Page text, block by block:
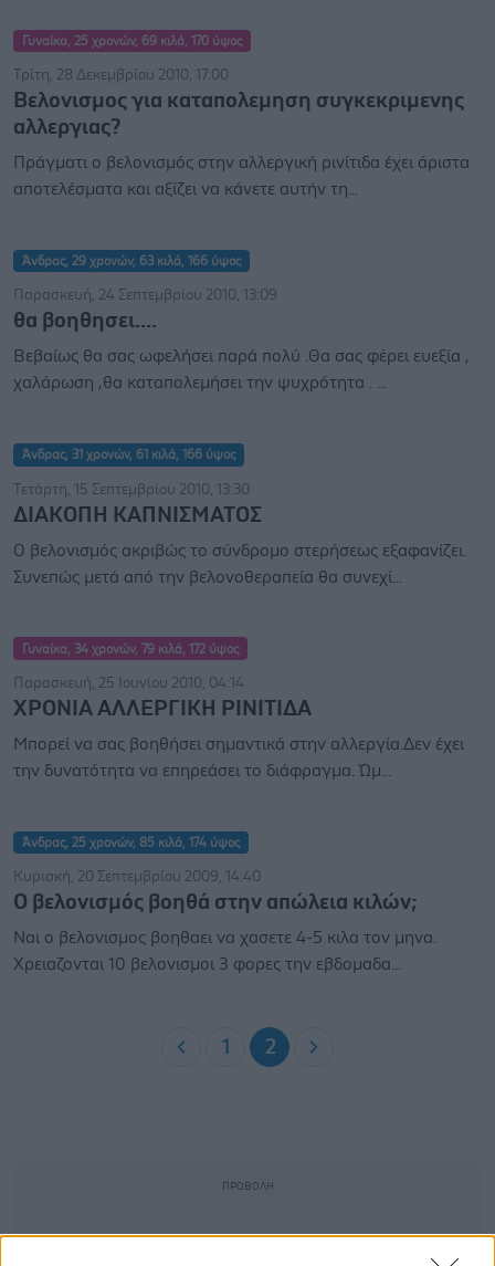
Γυναίκα, 25 χρονών, 69 κιλά, 170 ύψος
Τρίτη, 28 Δεκεμβρίου 2010, 17:00
Βελονισμος για καταπολεμηση συγκεκριμενης
αλλεργιας?
Πράγματι ο βελονισμός στην αλλεργική ρινίτιδα έχει άριστα
αποτελέσματα και αξίζει να κάνετε αυτήν τη...
Άνδρας, 29 χρονών, 63 κιλά, 166 ύψος
Παρασκευή, 24 Σεπτεμβρίου 2010, 13:09
θα βοηθησει....
Βεβαίως θα σας ωφελήσει παρά πολύ .Θα σας φέρει ευεξία ,
χαλάρωση ,θα καταπολεμήσει την ψυχρότητα . ...
Άνδρας, 31 χρονών, 61 κιλά, 166 ύψος
Τετάρτη, 15 Σεπτεμβρίου 2010, 13:30
ΔΙΑΚΟΠΗ ΚΑΠΝΙΣΜΑΤΟΣ
Ο βελονισμός ακριβώς το σύνδρομο στερήσεως εξαφανίζει.
Συνεπώς μετά από την βελονοθεραπεία θα συνεχί...
Γυναίκα, 34 χρονών, 79 κιλά, 172 ύψος
Παρασκευή, 25 Ιουνίου 2010, 04:14
ΧΡΟΝΙΑ ΑΛΛΕΡΓΙΚΗ ΡΙΝΙΤΙΔΑ
Μπορεί να σας βοηθήσει σημαντικά στην αλλεργία.Δεν έχει
την δυνατότητα να επηρεάσει το διάφραγμα. Ώμ...
Άνδρας, 25 χρονών, 85 κιλά, 174 ύψος
Κυριακή, 20 Σεπτεμβρίου 2009, 14:40
Ο βελονισμός βοηθά στην απώλεια κιλών;
Ναι ο βελονισμος βοηθαει να χασετε 4-5 κιλα τον μηνα.
Χρειαζονται 10 βελονισμοι 3 φορες την εβδομαδα...
1 2